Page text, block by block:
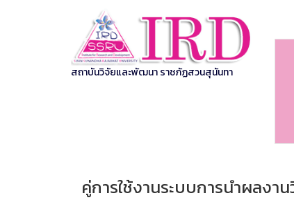
สถาบันวิจัยและพัฒนา ราชภัฏสวนสุนันทา
คู่การใช้งานระบบการนำผลงา